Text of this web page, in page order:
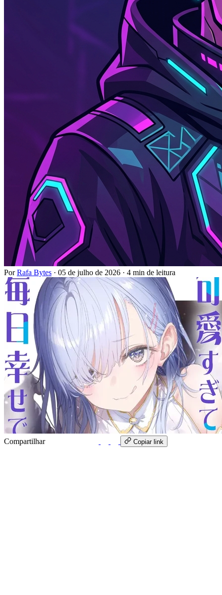
PorRafa Bytes · 05 de julho de 2026 · 4 min de leitura
Compartilhar Copiar link